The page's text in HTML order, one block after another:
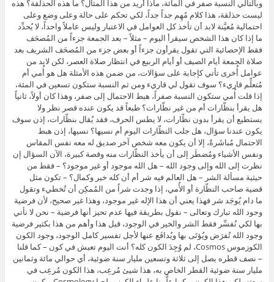
وبالتالي النسبة صفر في المائة، ماذا أُريد من هذا المثال؟ ما هذه الحذلقة؟ هذه
ليست حذلقة، هذا كلام مُهِم جداً جداً، لكي تحكم على حالة وعلى وضع وعلى
احتمالية مُعيَّنة لابد أن تأخذ كل العوامل في الاعتبار وليس عاملاً واحداً، لا يُحدِّد
ما إذا كان هذا الشخص سيقرأ اليوم – مثلاً – بعد الجمعة جزءاً من المُصحَف
فقط الإحصائية التي تقول يقرأون جزءاً أو بعض جزء من المُصحَف الشريف بعد
صلاة الجمعة أيام الصيف أو أيام الربيع في انتظار صلاة العصر، لكن لابد من
عوامل أُخرى تأتي كإجابة على سؤالات، من ضمن هذه الأمثلة هل هو أُمي أم
مُتعلِّم قاريء؟ سوف تقول لي قاريء ومن ثم النسبة ستكون تسعين في المئة،
إذا قلت أُمي ستكون النسبة صفراً، هبط الاحتمال إلى صفر، وهذا كان أولاً، ثانياً
هل يقرأ بنظّارات أم من غير نظّارات؟ طبعاً قد يكون عنده قصر نظر ولا
يستطيع أن يقرأ بدون نظّارات، لا يطس الحرف، فقد يُقال بنظّارات، إذن سوف
يكون عندنا سؤال، هل جلب النظّارات اليوم أم نسيها؟ نسيها، إذن هبط
الاحتمال مُباشَرةً، إلا أن يكون معه شخص آخر صديق له معه نفس المقاس
ونفس الأشياء ومُضطَر إلى أن يأخذ النظّارات منه وقصة كبيرة، الآن السؤال إن
نظرت إلى الله وإلى وجود الله – هل الله موجود أو غير موجود؟ – فقط من
حيثية مسألة الشر – هل العالم فيه شر أم أن كله خير وكمال؟ – تكون مثل
قضية صاحب النظّارة أو الأُمي، إذا وجدت شراً من المُمكِن أن تُخطيء وتقول
ما دام يُوجَد شر فهذا يعني أن هذا الإله غير موجود، وهذا غير صحيح، لأن فرضية
وجود الله تبارك وتعالى – نقول بطريقة فيها عدم تحيز أنها فرضية – نحن لا نأتي
بها لكي نُفسِّر فقط الشر والخير في الوجود، قبل هذا وأهم من هذا بكثير فرضية
وجود الله تُفرَض ويُؤتَى بها ويُدافَع عنها لأجل تفسير كامل الوجود، وجود الكون
الكوزموس Cosmos، لم وُجِدَ الكون كله؟ أنت اليوم تعيش في كون – كما قلنا
– نصف قطره يصل إلى ثلاثة وتسعين مليار سنة ضوئية، أي حوالي مائة وثمانين
مليار سنة ضوئية القطر الخاص به، هذا شيئ مُرعِب، هذا الكون مُرعِب في